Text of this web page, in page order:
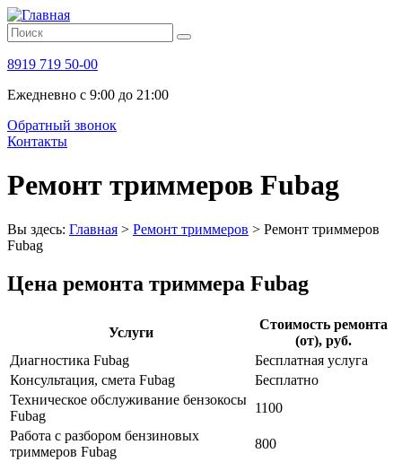
8919 719 50-00
Ежедневно с 9:00 до 21:00
Обратный звонок
Контакты
Ремонт триммеров Fubag
Вы здесь: Главная > Ремонт триммеров > Ремонт триммеров
Fubag
Цена ремонта триммера Fubag
Услуги
Стоимость ремонта
(от), руб.
Диагностика Fubag
Бесплатная услуга
Консультация, смета Fubag
Бесплатно
Техническое обслуживание бензокосы
Fubag
1100
Работа с разбором бензиновых
триммеров Fubag
800